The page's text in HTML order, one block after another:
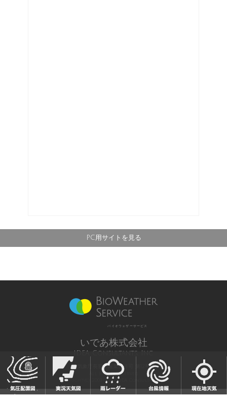
PC用サイトを見る
バイオウェザーサービス
いであ株式会社
IDEA Consultants, Inc.
気象庁長官予報業務許可 第12号
All Rights Reserved,
Copyright(c) 2003-2021 IDEA Consultants,Inc